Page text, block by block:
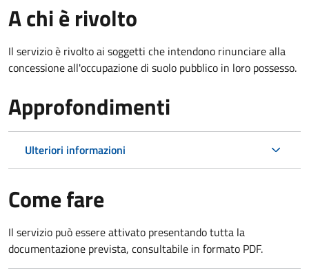
A chi è rivolto
Il servizio è rivolto ai soggetti che intendono rinunciare alla
concessione all'occupazione di suolo pubblico in loro possesso.
Approfondimenti
Ulteriori informazioni
Come fare
Il servizio può essere attivato presentando tutta la
documentazione prevista, consultabile in formato PDF.